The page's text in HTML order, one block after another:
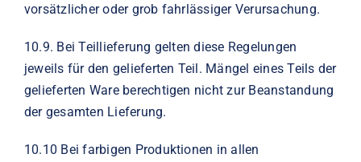
vorsätzlicher oder grob fahrlässiger Verursachung.
10.9. Bei Teillieferung gelten diese Regelungen
jeweils für den gelieferten Teil. Mängel eines Teils der
gelieferten Ware berechtigen nicht zur Beanstandung
der gesamten Lieferung.
10.10 Bei farbigen Produktionen in allen